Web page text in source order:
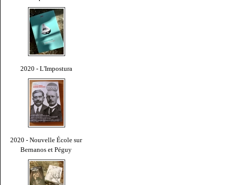
2020 - L'Impostura
2020 - Nouvelle École sur
Bernanos et Péguy